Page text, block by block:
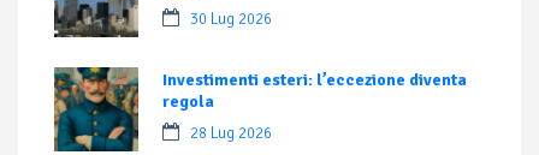
30 Lug 2026
Investimenti esteri: l’eccezione diventa
regola
28 Lug 2026